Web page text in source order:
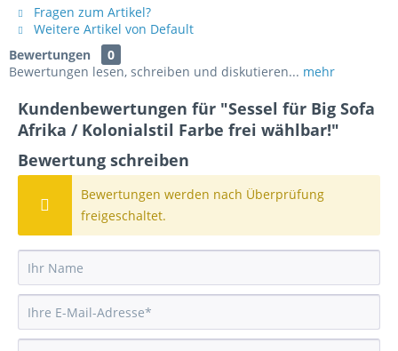
Fragen zum Artikel?
Weitere Artikel von Default
Bewertungen
0
Bewertungen lesen, schreiben und diskutieren... mehr
Kundenbewertungen für "Sessel für Big Sofa
Afrika / Kolonialstil Farbe frei wählbar!"
Bewertung schreiben
Bewertungen werden nach Überprüfung
freigeschaltet.